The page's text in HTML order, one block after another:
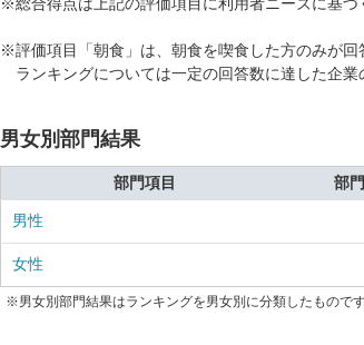
※評価項目「朝食」は、朝食を喫食した方のみが回
ランキングについては一定の回答数に達した企業
男女別部門結果
部門項目 部
男性
女性
※男女別部門結果はランキングを男女別に分類したものです